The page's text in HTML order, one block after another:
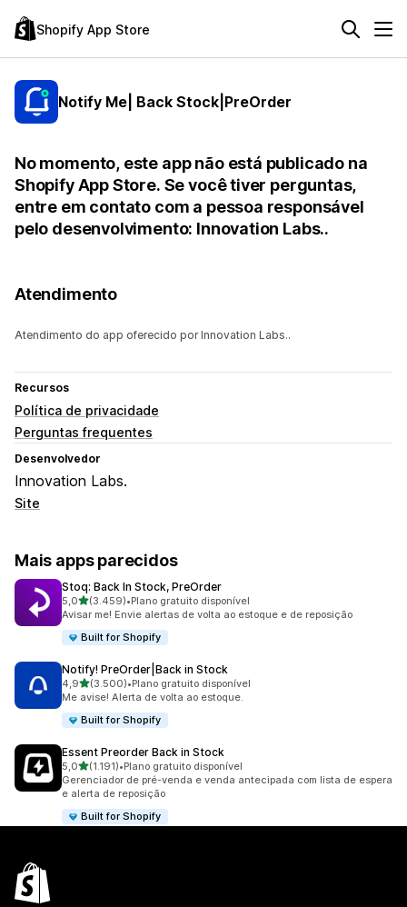
Shopify App Store
Notify Me| Back Stock|PreOrder
No momento, este app não está publicado na
Shopify App Store. Se você tiver perguntas,
entre em contato com a pessoa responsável
pelo desenvolvimento: Innovation Labs..
Atendimento
Atendimento do app oferecido por Innovation Labs..
Recursos
Política de privacidade
Perguntas frequentes
Desenvolvedor
Innovation Labs.
Site
Mais apps parecidos
Stoq: Back In Stock, PreOrder
5,0de 5 estrelas
(3.459)
3459 avaliações ao todo
•Plano gratuito disponível
Avisar me! Envie alertas de volta ao estoque e de reposição
Built for Shopify
Notify! PreOrder|Back in Stock
4,9de 5 estrelas
(3.500)
3500 avaliações ao todo
•Plano gratuito disponível
Me avise! Alerta de volta ao estoque.
Built for Shopify
Essent Preorder Back in Stock
5,0de 5 estrelas
(1.191)
1191 avaliações ao todo
•Plano gratuito disponível
Gerenciador de pré-venda e venda antecipada com lista de espera
e alerta de reposição
Built for Shopify